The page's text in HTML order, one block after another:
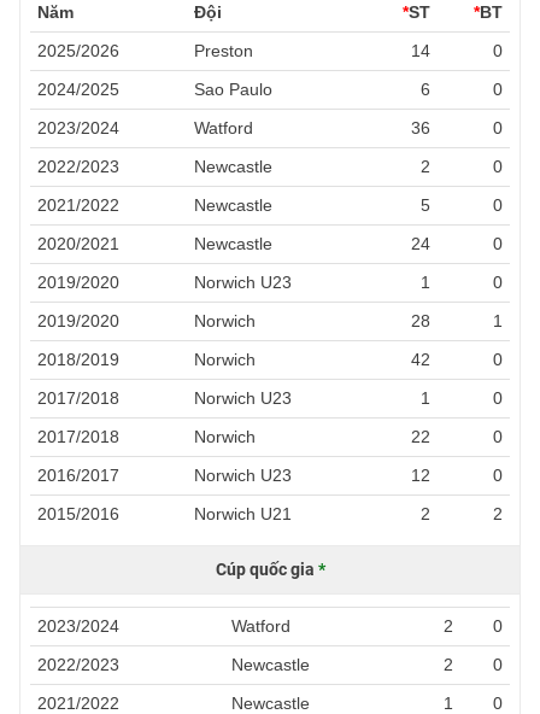
Năm Đội *ST *BT
2025/2026
Preston 14
0
2024/2025
Sao Paulo 6
0
2023/2024
Watford 36
0
2022/2023
Newcastle 2
0
2021/2022
Newcastle 5
0
2020/2021
Newcastle 24
0
2019/2020
Norwich U23 1
0
2019/2020
Norwich 28
1
2018/2019
Norwich 42
0
2017/2018
Norwich U23 1
0
2017/2018
Norwich 22
0
2016/2017
Norwich U23 12
0
2015/2016
Norwich U21 2 2
Cúp quốc gia *
2023/2024 Watford 2
0
2022/2023
Newcastle 2
0
2021/2022
Newcastle 1
0